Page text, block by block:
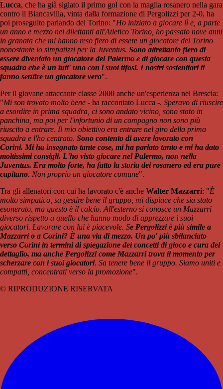
Lucca, che ha già siglato il primo gol con la maglia rosanero nella gara
contro il Biancavilla, vinta dalla formazione di Pergolizzi per 2-0, ha
poi proseguito parlando del Torino: "Ho iniziato a giocare lì e, a parte
un anno e mezzo nei dilettanti all'Atletico Torino, ho passato nove anni
in granata che mi hanno reso fiero di essere un giocatore del Torino
nonostante io simpatizzi per la Juventus. Sono altrettanto fiero di
essere diventato un giocatore del Palermo e di giocare con questa
squadra che è un tutt' uno con i suoi tifosi. I nostri sostenitori ti
fanno sentire un giocatore vero".
Per il giovane attaccante classe 2000 anche un'esperienza nel Brescia:
"Mi son trovato molto bene - ha raccontato Lucca -. Speravo di riuscire
a esordire in prima squadra, ci sono andato vicino, sono stato in
panchina, ma poi per l'infortunio di un compagno non sono più
riuscito a entrare. Il mio obiettivo era entrare nel giro della prima
squadra e l'ho centrato. Sono contento di avere lavorato con
Corini. Mi ha insegnato tante cose, mi ha parlato tanto e mi ha dato
moltissimi consigli. L'ho visto giocare nel Palermo, non nella
Juventus. Era molto forte, ha fatto la storia dei rosanero ed era pure
capitano. Non proprio un giocatore comune".
Tra gli allenatori con cui ha lavorato c'è anche Walter Mazzarri: "È
molto simpatico, sa gestire bene il gruppo, mi dispiace che sia stato
esonerato, ma questo è il calcio. All'esterno si conosce un Mazzarri
diverso rispetto a quello che hanno modo di apprezzare i suoi
giocatori. Lavorare con lui è piacevole. Se Pergolizzi è più simile a
Mazzarri o a Corini? È una via di mezzo. Un po' più sbilanciato
verso Corini in termini di spiegazione dei concetti di gioco e cura del
dettaglio, ma anche Pergolizzi come Mazzarri trova il momento per
scherzare con i suoi giocatori. Sa tenere bene il gruppo. Siamo uniti e
compatti, concentrati verso la promozione".
© RIPRODUZIONE RISERVATA